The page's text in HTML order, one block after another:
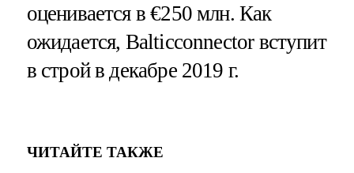
оценивается в €250 млн. Как
ожидается, Balticconnector вступит
в строй в декабре 2019 г.
ЧИТАЙТЕ ТАКЖЕ